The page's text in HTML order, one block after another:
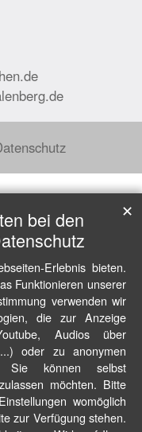
bei den
Erlebnis bieten.
Funktionieren unserer
verwenden wir
die zur Anzeige
Audios über
oder zu anonymen
Sie können selbst
möchten. Bitte
womöglich
zur Verfügung stehen.
✕